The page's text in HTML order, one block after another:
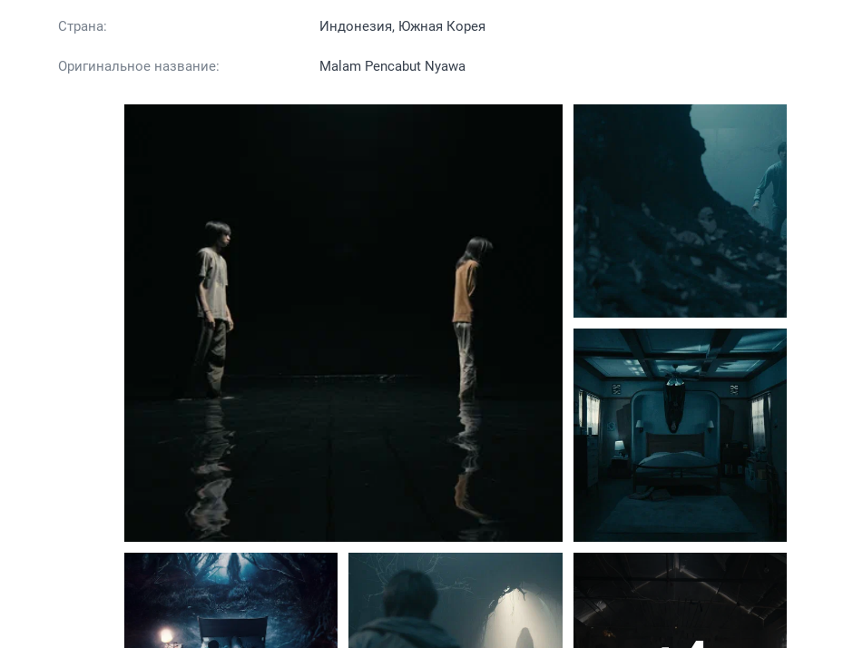
Страна: Индонезия, Южная Корея
Оригинальное название: Malam Pencabut Nyawa